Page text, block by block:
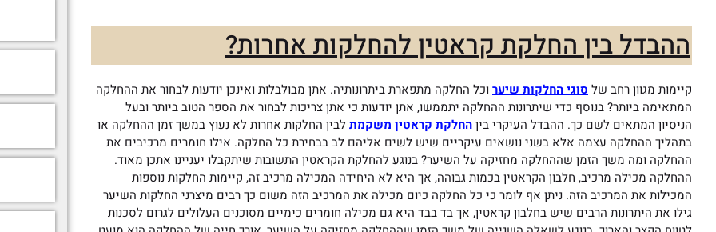
ההבדל בין החלקת קראטין להחלקות אחרות?
קיימות מגוון רחב של סוגי החלקות שיער וכל החלקה מתפארת ביתרונותיה. אתן מבולבלות ואינכן יודעות לבחור את ההחלקה
המתאימה ביותר? בנוסף כדי שיתרונות ההחלקה יתממשו, אתן יודעות כי אתן צריכות לבחור את הספר הטוב ביותר ובעל
הניסיון המתאים לשם כך. ההבדל העיקרי ביןהחלקת קראטין משקמת לבין החלקות אחרות לא נעוץ במשך זמן ההחלקה או
בתהליך ההחלקה עצמה אלא בשני נושאים עיקריים שיש לשים אליהם לב בבחירת כל החלקה. אילו חומרים מרכיבים את
ההחלקה ומה משך הזמן שההחלקה מחזיקה על השיער? בנוגע להחלקת הקראטין התשובות שיתקבלו יעניינו אתכן מאוד.
ההחלקה מכילה מרכיב, חלבון הקראטין בכמות גבוהה, אך היא לא היחידה המכילה מרכיב זה, קיימות החלקות נוספות
המכילות את המרכיב הזה. ניתן אף לומר כי כל החלקה כיום מכילה את המרכיב הזה משום כך רבים מיצרני החלקות השיער
גילו את היתרונות הרבים שיש בחלבון קראטין, אך בד בבד היא גם מכילה חומרים כימיים מסוכנים העלולים לגרום לסכנות